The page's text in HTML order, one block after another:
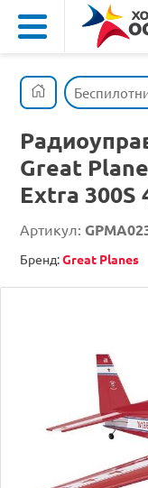
Great
Extra 300S
Артикул:
Бренд:Great Planes